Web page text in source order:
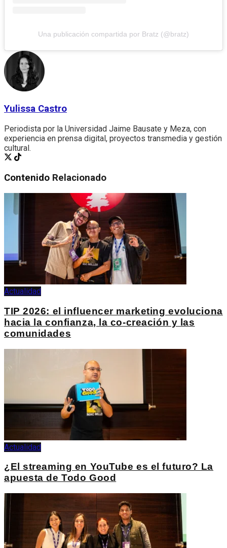
Una publicación compartida por Bratz (@bratz)
Yulissa Castro
Periodista por la Universidad Jaime Bausate y Meza, con
experiencia en prensa digital, proyectos transmedia y gestión
cultural.
Contenido Relacionado
Actualidad
TIP 2026: el influencer marketing evoluciona
hacia la confianza, la co-creación y las
comunidades
Actualidad
¿El streaming en YouTube es el futuro? La
apuesta de Todo Good